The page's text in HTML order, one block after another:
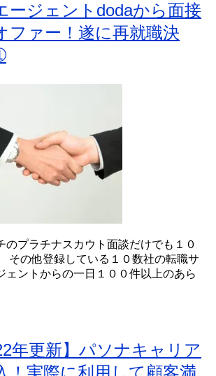
ージェントdodaから面接
ファー！遂に再就職決
のプラチナスカウト面談だけでも１０
その他登録している１０数社の転職サ
ェントからの一日１００件以上のあら
年更新】パソナキャリア